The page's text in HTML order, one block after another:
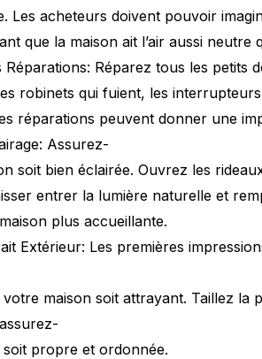
Les acheteurs doivent pouvoir
que la maison ait l’air aussi neutre
Réparations: Réparez tous les petits
robinets qui fuient, les interrupteurs
réparations peuvent donner une
Assurez-
soit bien éclairée. Ouvrez les
entrer la lumière naturelle et
maison plus accueillante.
Extérieur: Les premières
votre maison soit attrayant. Taillez la
assurez-
soit propre et ordonnée.